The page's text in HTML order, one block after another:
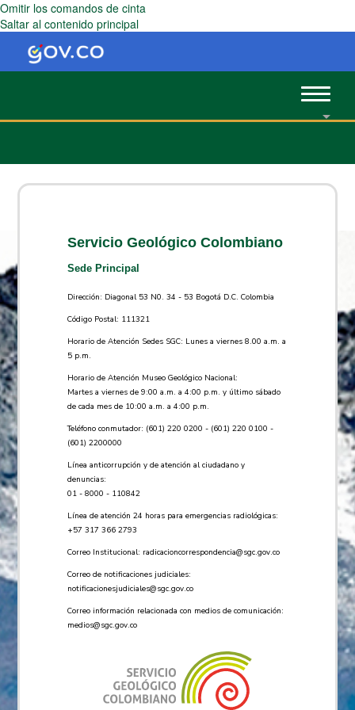
Omitir los comandos de cinta
Saltar al contenido principal
Toggle
Servicio Geológico Colombiano
Sede Principal
Dirección: Diagonal 53 N0. 34 - 53 Bogotá D.C. Colombia
Código Postal: 111321
Horario de Atención Sedes SGC: Lunes a viernes 8.00 a.m. a
5 p.m.
Horario de Atención Museo Geológico Nacional:
Martes a viernes de 9:00 a.m. a 4:00 p.m. y último sábado
de cada mes de 10:00 a.m. a 4:00 p.m.
Teléfono conmutador: (601) 220 0200 - (601) 220 0100 -
(601) 2200000
Línea anticorrupción y de atención al ciudadano y
denuncias:
01 - 8000 - 110842
Línea de atención 24 horas para emergencias radiológicas:
+57 ​317 366 2793
Correo Institucional: radicacioncorrespondencia@sgc.gov.co
Correo de notificaciones judiciales:
notificacionesjudiciales@sgc.gov.co
Correo información relacionada con medios de comunicación:
medios@sgc.gov.co